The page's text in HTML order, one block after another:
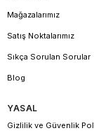
Mağazalarımız
Satış Noktalarımız
Sıkça Sorulan Sorular
Blog
YASAL
Gizlilik ve Güvenlik